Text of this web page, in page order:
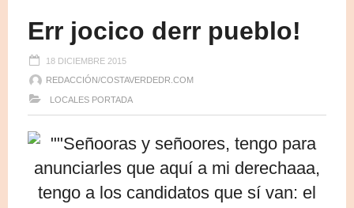
Err jocico derr pueblo!
18 DICIEMBRE 2015
REDACCIÓN/COSTAVERDEDR.COM
LOCALES PORTADA